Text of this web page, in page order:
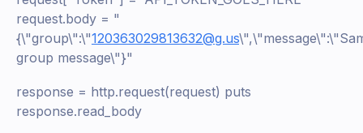
request.body = "
{\"group\":\"120363029813632@g.us
group message\"}"
response = http.request(request) puts
response.read_body